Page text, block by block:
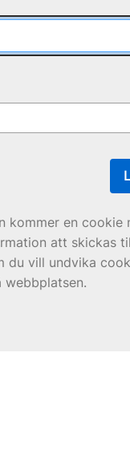
kommer en cookie
att skickas
du vill undvika
webbplatsen.